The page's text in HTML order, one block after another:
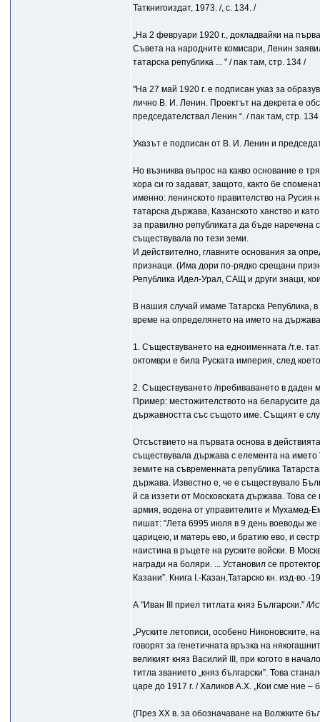
Таткнигоиздат, 1973. /, с. 134. /
„На 2 февруари 1920 г., докладвайки на
Съвета на народните комисари, Ленин
татарска република ... " / пак там, стр. 134 /
"На 27 май 1920 г. е подписан указ за
лично В. И. Ленин. Проектът на декрета е
председателствал Ленин “. / пак там, стр. 134
Указът е подписан от В. И. Ленин и
Но възниква въпрос на какво основание е
хора си го задават, защото, както бе
именно: ленинското правителство на Русия
татарска държава, Казанското ханство и
за правилно републиката да бъде наречена
съществувала по тези земи.
И действително, главните основания за
признаци. (Има дори по-рядко срещани
Република Идел-Урал, САЩ и други знаци,
В нашия случай имаме Татарска Република,
време на определянето на името на
1. Съществуването на едноименната /т.е.
октомври е била Руската империя, след
2. Съществуването /пребиваването в даден
Пример: местожителството на беларусите
държавността със същото име. Същият е
Отсъствието на първата основа в
съществувала държава с елемента на името
земите на съвременната република
държава. Известно е, че е съществувало
й са иззети от Московската държава. Това
армия, водена от управителите и Мухамед-
пишат: "Лета 6995 июля в 9 день воеводы же
царицею, и матерь ево, и братию ево, и
наистина в ръцете на руските войски. В
награди на боляри. ... Установил се
Казани”. Книга I.-Казан,Татарско кн. изд-во.-
А "Иван III приел титлата княз Български." /
„Руските летописи, особено Никоновските,
говорят за генетичната връзка на
великият княз Василий III, при когото в
титла званието „княз български”. Това
царе до 1917 г. / Халиков А.Х. „Кои сме ние –
(През XX в. за обозначаване на Волжките